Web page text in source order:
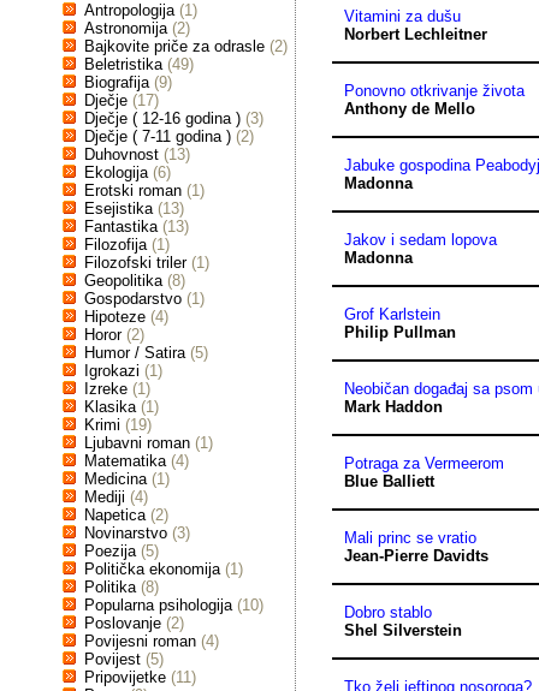
Antropologija (1)
Astronomija (2)
Bajkovite priče za odrasle (2)
Beletristika (49)
Biografija (9)
Dječje (17)
Dječje ( 12-16 godina ) (3)
Dječje ( 7-11 godina ) (2)
Duhovnost (13)
Ekologija (6)
Erotski roman (1)
Esejistika (13)
Fantastika (13)
Filozofija (1)
Filozofski triler (1)
Geopolitika (8)
Gospodarstvo (1)
Hipoteze (4)
Horor (2)
Humor / Satira (5)
Igrokazi (1)
Izreke (1)
Klasika (1)
Krimi (19)
Ljubavni roman (1)
Matematika (4)
Medicina (1)
Mediji (4)
Napetica (2)
Novinarstvo (3)
Poezija (5)
Politička ekonomija (1)
Politika (8)
Popularna psihologija (10)
Poslovanje (2)
Povijesni roman (4)
Povijest (5)
Pripovijetke (11)
Vitamini za dušu
Norbert Lechleitner
Ponovno otkrivanje života
Anthony de Mello
Jabuke gospodina
Madonna
Jakov i sedam lopova
Madonna
Grof Karlstein
Philip Pullman
Neobičan događaj sa psom
Mark Haddon
Potraga za Vermeerom
Blue Balliett
Mali princ se vratio
Jean-Pierre Davidts
Dobro stablo
Shel Silverstein
Tko želi jeftinog nosoroga?